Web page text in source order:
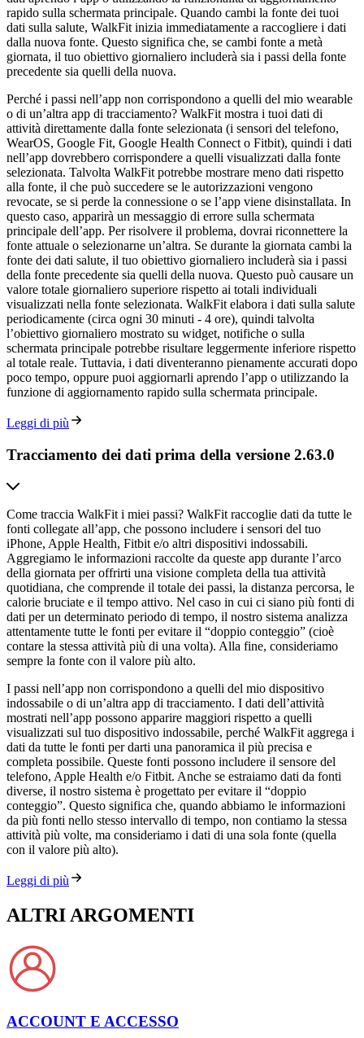
rapido sulla schermata principale. Quando cambi la fonte dei tuoi
dati sulla salute, WalkFit inizia immediatamente a raccogliere i dati
dalla nuova fonte. Questo significa che, se cambi fonte a metà
giornata, il tuo obiettivo giornaliero includerà sia i passi della fonte
precedente sia quelli della nuova.
Perché i passi nell’app non corrispondono a quelli del mio wearable
o di un’altra app di tracciamento? WalkFit mostra i tuoi dati di
attività direttamente dalla fonte selezionata (i sensori del telefono,
WearOS, Google Fit, Google Health Connect o Fitbit), quindi i dati
nell’app dovrebbero corrispondere a quelli visualizzati dalla fonte
selezionata. Talvolta WalkFit potrebbe mostrare meno dati rispetto
alla fonte, il che può succedere se le autorizzazioni vengono
revocate, se si perde la connessione o se l’app viene disinstallata. In
questo caso, apparirà un messaggio di errore sulla schermata
principale dell’app. Per risolvere il problema, dovrai riconnettere la
fonte attuale o selezionarne un’altra. Se durante la giornata cambi la
fonte dei dati salute, il tuo obiettivo giornaliero includerà sia i passi
della fonte precedente sia quelli della nuova. Questo può causare un
valore totale giornaliero superiore rispetto ai totali individuali
visualizzati nella fonte selezionata. WalkFit elabora i dati sulla salute
periodicamente (circa ogni 30 minuti - 4 ore), quindi talvolta
l’obiettivo giornaliero mostrato su widget, notifiche o sulla
schermata principale potrebbe risultare leggermente inferiore rispetto
al totale reale. Tuttavia, i dati diventeranno pienamente accurati dopo
poco tempo, oppure puoi aggiornarli aprendo l’app o utilizzando la
funzione di aggiornamento rapido sulla schermata principale.
Leggi di più
Tracciamento dei dati prima della versione 2.63.0
Come traccia WalkFit i miei passi? WalkFit raccoglie dati da tutte le
fonti collegate all’app, che possono includere i sensori del tuo
iPhone, Apple Health, Fitbit e/o altri dispositivi indossabili.
Aggregiamo le informazioni raccolte da queste app durante l’arco
della giornata per offrirti una visione completa della tua attività
quotidiana, che comprende il totale dei passi, la distanza percorsa, le
calorie bruciate e il tempo attivo. Nel caso in cui ci siano più fonti di
dati per un determinato periodo di tempo, il nostro sistema analizza
attentamente tutte le fonti per evitare il “doppio conteggio” (cioè
contare la stessa attività più di una volta). Alla fine, consideriamo
sempre la fonte con il valore più alto.
I passi nell’app non corrispondono a quelli del mio dispositivo
indossabile o di un’altra app di tracciamento. I dati dell’attività
mostrati nell’app possono apparire maggiori rispetto a quelli
visualizzati sul tuo dispositivo indossabile, perché WalkFit aggrega i
dati da tutte le fonti per darti una panoramica il più precisa e
completa possibile. Queste fonti possono includere il sensore del
telefono, Apple Health e/o Fitbit. Anche se estraiamo dati da fonti
diverse, il nostro sistema è progettato per evitare il “doppio
conteggio”. Questo significa che, quando abbiamo le informazioni
da più fonti nello stesso intervallo di tempo, non contiamo la stessa
attività più volte, ma consideriamo i dati di una sola fonte (quella
con il valore più alto).
Leggi di più
ALTRI ARGOMENTI
ACCOUNT E ACCESSO